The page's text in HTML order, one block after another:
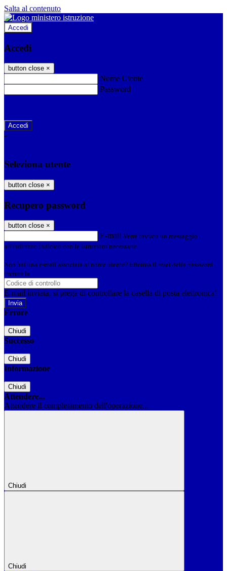
Salta al contenuto
Accedi
Accedi
button close ×
Nome Utente
Password
-
Seleziona utente
button close ×
Recupero password
button close ×
E-mail Verrà inviato un messaggio
all'indirizzo indicato con le istruzioni necessarie.
Non hai una e-mail associata al nome utente? Effettua il reset della password
tramite la
E-mail inviata, si prega di controllare la casella di posta elettronica!
Errore
Chiudi
Successo
Chiudi
Informazione
Chiudi
Attendere...
Attendere il completamento dell'operazione...
Chiudi
Chiudi